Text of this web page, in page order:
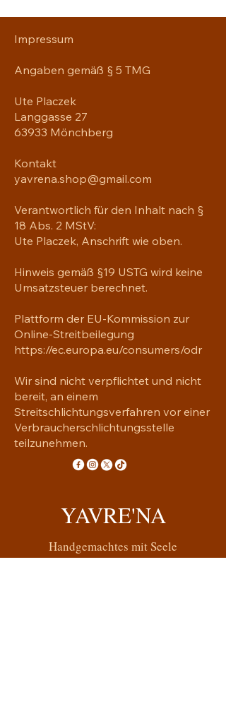
Impressum
Angaben gemäß § 5 TMG
Ute Placzek
Langgasse 27
63933 Mönchberg
Kontakt
yavrena.shop@gmail.com
Verantwortlich für den Inhalt nach §
18 Abs. 2 MStV:
Ute Placzek, Anschrift wie oben.
Hinweis gemäß §19 USTG wird keine
Umsatzsteuer berechnet.
Plattform der EU-Kommission zur
Online-Streitbeilegung
https://ec.europa.eu/consumers/odr
Wir sind nicht verpflichtet und nicht
bereit, an einem
Streitschlichtungsverfahren vor einer
Verbraucherschlichtungsstelle
teilzunehmen.
YAVRE'NA
Handgemachtes mit Seele